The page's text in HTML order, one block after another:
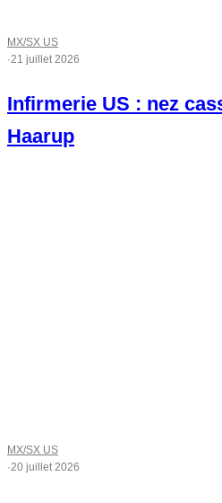
MX/SX US
·21 juillet 2026
Infirmerie US : nez
Haarup
MX/SX US
·20 juillet 2026